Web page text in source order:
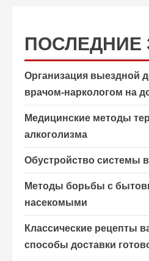
ПОСЛЕДНИЕ
Организация выездной
врачом-наркологом на
Медицинские методы
алкоголизма
Обустройство системы
Методы борьбы с
насекомыми
Классические рецепты
способы доставки